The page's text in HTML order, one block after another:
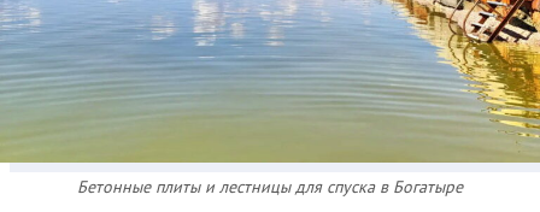
Бетонные плиты и лестницы для спуска в Богатыре